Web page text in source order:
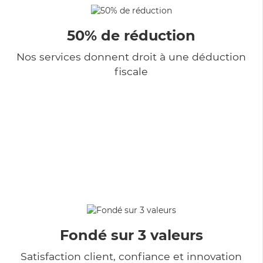
50% de réduction
Nos services donnent droit à une déduction
fiscale
Fondé sur 3 valeurs
Satisfaction client, confiance et innovation